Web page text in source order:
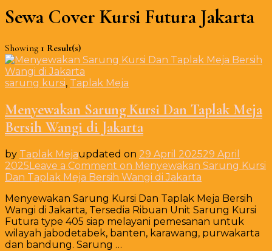
Sewa Cover Kursi Futura Jakarta
Showing 1 Result(s)
sarung kursi, Taplak Meja
Menyewakan Sarung Kursi Dan Taplak Meja
Bersih Wangi di Jakarta
by Taplak Mejaupdated on 29 April 202529 April
2025Leave a Comment on Menyewakan Sarung Kursi
Dan Taplak Meja Bersih Wangi di Jakarta
Menyewakan Sarung Kursi Dan Taplak Meja Bersih
Wangi di Jakarta, Tersedia Ribuan Unit Sarung Kursi
Futura type 405 siap melayani pemesanan untuk
wilayah jabodetabek, banten, karawang, purwakarta
dan bandung. Sarung …